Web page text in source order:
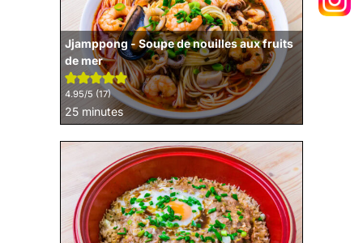
Jjamppong - Soupe de nouilles aux fruits
de mer
4.95/5 (17)
25minutes
minutes